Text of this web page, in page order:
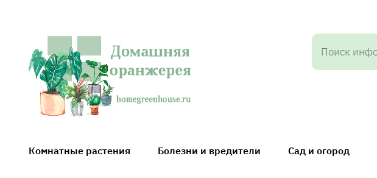
Домашняя
оранжерея
Комнатные растения Болезни и вредители Сад и огород